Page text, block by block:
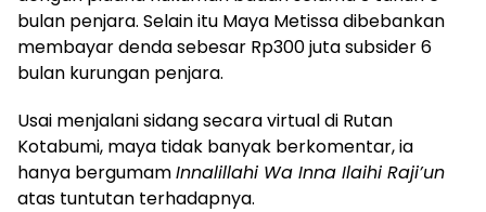
bulan penjara. Selain itu Maya Metissa dibebankan
membayar denda sebesar Rp300 juta subsider 6
bulan kurungan penjara.
Usai menjalani sidang secara virtual di Rutan
Kotabumi, maya tidak banyak berkomentar, ia
hanya bergumamInnalillahi Wa Inna Ilaihi Raji’un
atas tuntutan terhadapnya.